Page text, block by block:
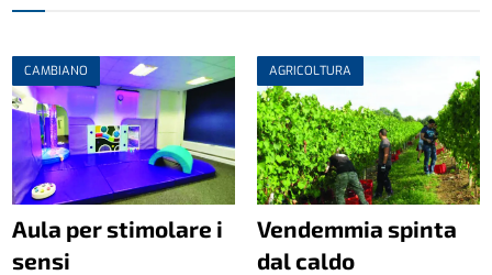
CAMBIANO
Aula per stimolare i
sensi
AGRICOLTURA
Vendemmia spinta
dal caldo